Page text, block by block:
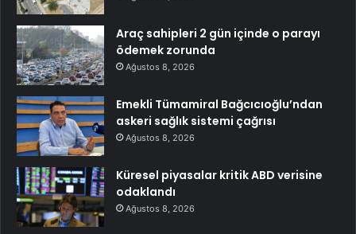
Araç sahipleri 2 gün içinde o parayı
ödemek zorunda
Ağustos 8, 2026
Emekli Tümamiral Bağcıcıoğlu’ndan
askeri sağlık sistemi çağrısı
Ağustos 8, 2026
Küresel piyasalar kritik ABD verisine
odaklandı
Ağustos 8, 2026